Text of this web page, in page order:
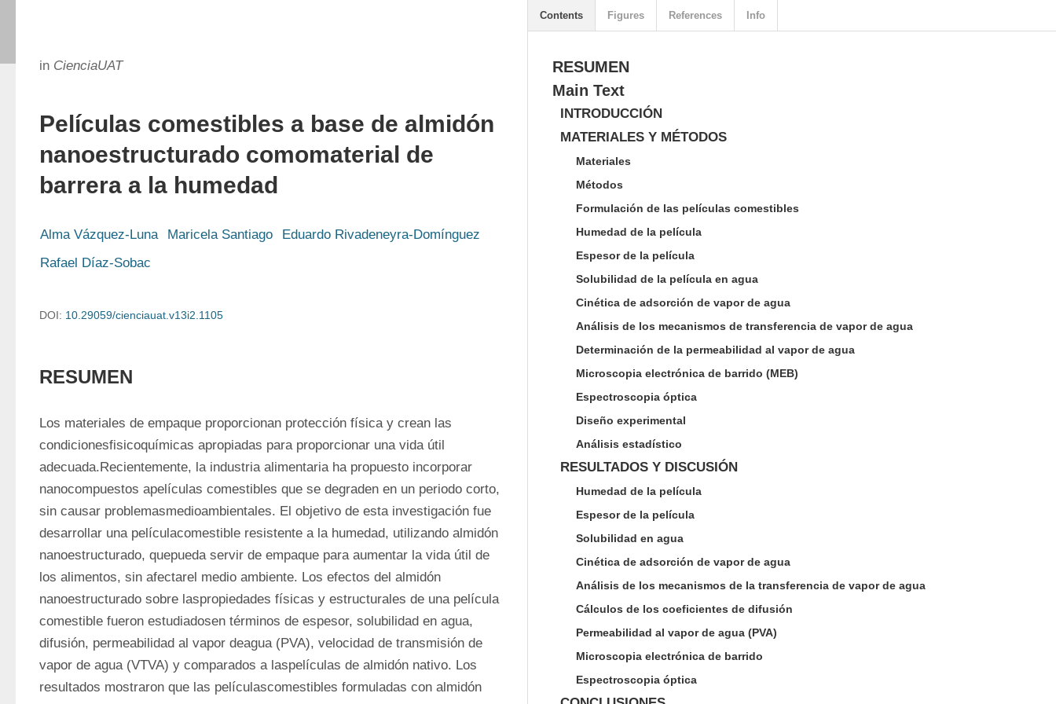
in CienciaUAT
Películas comestibles a base de almidón
nanoestructurado comomaterial de
barrera a la humedad
Alma Vázquez-Luna Maricela Santiago
Eduardo Rivadeneyra-Domínguez
Rafael Díaz-Sobac
DOI: 10.29059/cienciauat.v13i2.1105
RESUMEN
Los materiales de empaque proporcionan protección física y crean las
condicionesfisicoquímicas apropiadas para proporcionar una vida útil
adecuada.Recientemente, la industria alimentaria ha propuesto incorporar
nanocompuestos apelículas comestibles que se degraden en un periodo corto,
sin causar problemasmedioambientales. El objetivo de esta investigación fue
desarrollar una películacomestible resistente a la humedad, utilizando almidón
nanoestructurado, quepueda servir de empaque para aumentar la vida útil de
los alimentos, sin afectarel medio ambiente. Los efectos del almidón
nanoestructurado sobre laspropiedades físicas y estructurales de una película
comestible fueron estudiadosen términos de espesor, solubilidad en agua,
difusión, permeabilidad al vapor deagua (PVA), velocidad de transmisión de
vapor de agua (VTVA) y comparados a laspelículas de almidón nativo. Los
resultados mostraron que las películascomestibles formuladas con almidón
RESUMEN
Main Text
INTRODUCCIÓN
MATERIALES Y MÉTODOS
Materiales
Métodos
Formulación de las películas comestibles
Humedad de la película
Espesor de la película
Solubilidad de la película en agua
Cinética de adsorción de vapor de agua
Análisis de los mecanismos de transferencia de vapor de agua
Determinación de la permeabilidad al vapor de agua
Microscopia electrónica de barrido (MEB)
Espectroscopia óptica
Diseño experimental
Análisis estadístico
RESULTADOS Y DISCUSIÓN
Humedad de la película
Espesor de la película
Solubilidad en agua
Cinética de adsorción de vapor de agua
Análisis de los mecanismos de la transferencia de vapor de agua
Cálculos de los coeficientes de difusión
Permeabilidad al vapor de agua (PVA)
Microscopia electrónica de barrido
Espectroscopia óptica
Contents Figures References Info